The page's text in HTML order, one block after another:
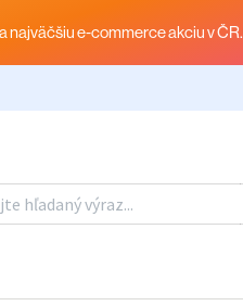
najväčšiu e-commerce akciu v ČR.